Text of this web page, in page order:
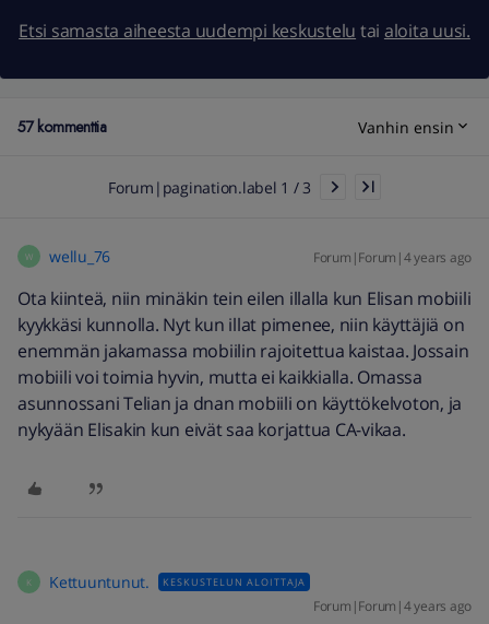
Etsi samasta aiheesta uudempi keskustelu tai aloita uusi.
57 kommenttia Vanhin ensin
Forum|pagination.label 1 / 3
W wellu_76 Forum|Forum|4 years ago
Ota kiinteä, niin minäkin tein eilen illalla kun Elisan mobiili
kyykkäsi kunnolla. Nyt kun illat pimenee, niin käyttäjiä on
enemmän jakamassa mobiilin rajoitettua kaistaa. Jossain
mobiili voi toimia hyvin, mutta ei kaikkialla. Omassa
asunnossani Telian ja dnan mobiili on käyttökelvoton, ja
nykyään Elisakin kun eivät saa korjattua CA-vikaa.
K Kettuuntunut. KESKUSTELUN ALOITTAJA
Forum|Forum|4 years ago